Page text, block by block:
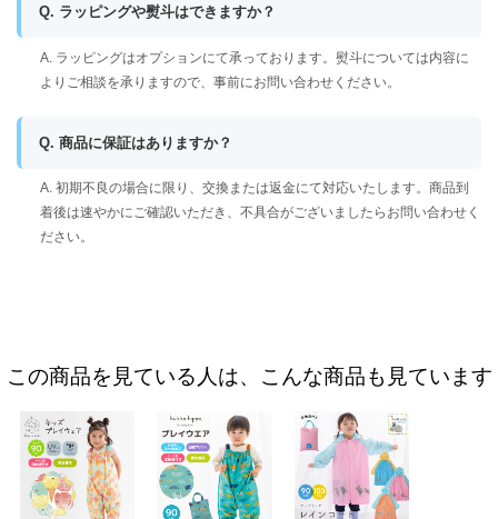
Q. ラッピングや熨斗はできますか？
A. ラッピングはオプションにて承っております。熨斗については内容に
よりご相談を承りますので、事前にお問い合わせください。
Q. 商品に保証はありますか？
A. 初期不良の場合に限り、交換または返金にて対応いたします。商品到
着後は速やかにご確認いただき、不具合がございましたらお問い合わせく
ださい。
この商品を見ている人は、こんな商品も見ています